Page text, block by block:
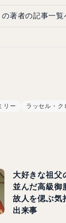
の著者の記事一覧
リー ラッセル・ク
大好きな祖
並んだ高級御
故人を偲ぶ気
出来事